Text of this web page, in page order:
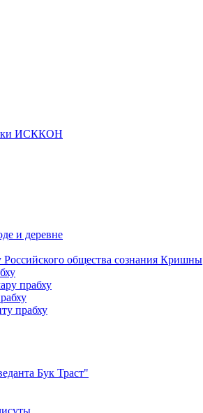
ИСККОН
и деревне
общества сознания Кришны
прабху
прабху
Бук Траст"